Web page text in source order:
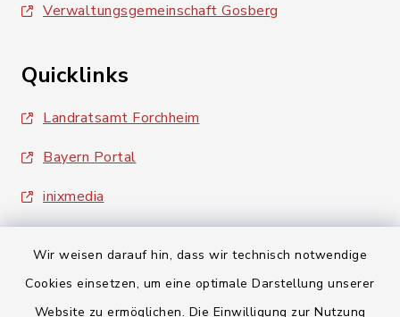
Wir weisen darauf hin, dass wir technisch notwendige
Cookies einsetzen, um eine optimale Darstellung unserer
Website zu ermöglichen. Die Einwilligung zur Nutzung
Verwaltungsgemeinschaft Gosberg
Quicklinks
Landratsamt Forchheim
Bayern Portal
inixmedia